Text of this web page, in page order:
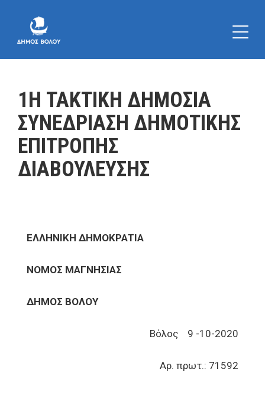
1Η ΤΑΚΤΙΚΗ ΔΗΜΟΣΙΑ
ΣΥΝΕΔΡΙΑΣΗ ΔΗΜΟΤΙΚΗΣ
ΕΠΙΤΡΟΠΗΣ
ΔΙΑΒΟΥΛΕΥΣΗΣ
ΕΛΛΗΝΙΚΗ ΔΗΜΟΚΡΑΤΙΑ
ΝΟΜΟΣ ΜΑΓΝΗΣΙΑΣ
ΔΗΜΟΣ ΒΟΛΟΥ
Βόλος 9 -10-2020
Αρ. πρωτ.: 71592